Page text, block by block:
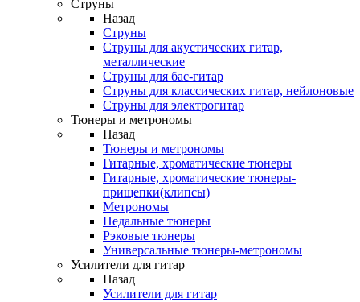
Струны
Назад
Струны
Струны для акустических гитар,
металлические
Струны для бас-гитар
Струны для классических гитар, нейлоновые
Струны для электрогитар
Тюнеры и метрономы
Назад
Тюнеры и метрономы
Гитарные, хроматические тюнеры
Гитарные, хроматические тюнеры-
прищепки(клипсы)
Метрономы
Педальные тюнеры
Рэковые тюнеры
Универсальные тюнеры-метрономы
Усилители для гитар
Назад
Усилители для гитар